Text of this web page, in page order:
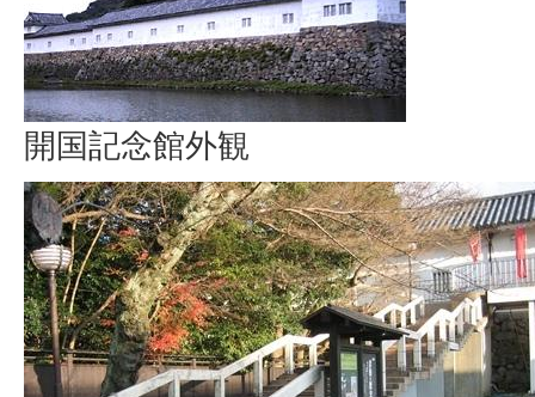
開国記念館外観